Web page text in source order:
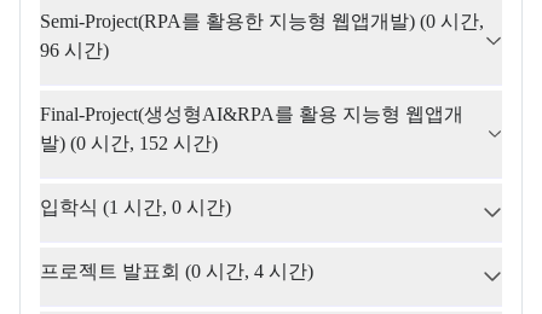
Semi-Project(RPA를 활용한 지능형 웹앱개발) (0 시간,
96 시간)
Final-Project(생성형AI&RPA를 활용 지능형 웹앱개
발) (0 시간, 152 시간)
입학식 (1 시간, 0 시간)
프로젝트 발표회 (0 시간, 4 시간)